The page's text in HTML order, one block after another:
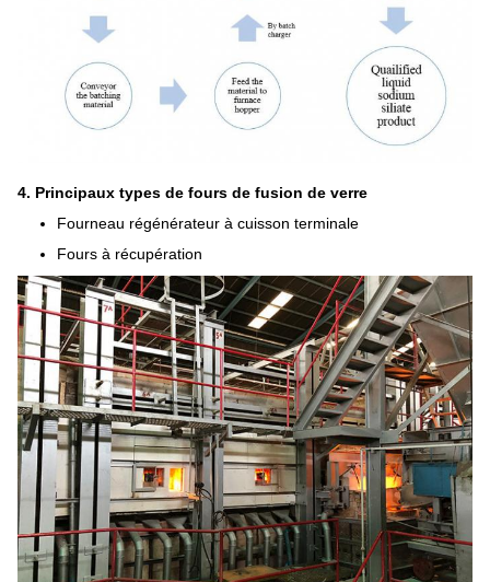
4. Principaux types de fours de fusion de verre
Fourneau régénérateur à cuisson terminale
Fours à récupération